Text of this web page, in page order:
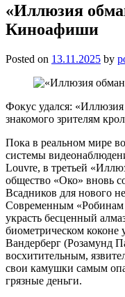
«Иллюзия
Киноафиши
Posted on 13.11.2025 by
Фокус удался:
знакомого зрителям
Пока в реальном мире
системы
Louvre, в третьей
общество «Око» вновь
Всадников для нового
Современным «Робинам
украсть бесценный
биометрическом
Вандерберг (Розамунд
восхитительным,
свои камушки самым
грязные деньги.